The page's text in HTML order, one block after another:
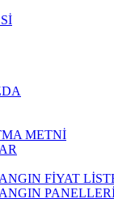
METNİ
FİYAT